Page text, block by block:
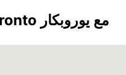
اكتشف San Benedetto del Tronto مع يوروبكار